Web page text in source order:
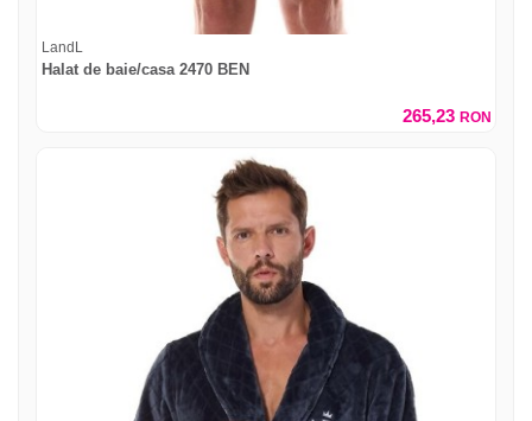
LandL
Halat de baie/casa 2470 BEN
265,23 RON